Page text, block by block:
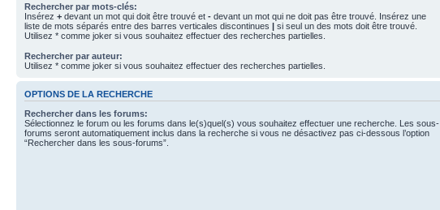
Rechercher par mots-clés:
Insérez + devant un mot qui doit être trouvé et - devant un mot qui ne doit pas être trouvé. Insérez une
liste de mots séparés entre des barres verticales discontinues | si seul un des mots doit être trouvé.
Utilisez * comme joker si vous souhaitez effectuer des recherches partielles.
Rechercher par auteur:
Utilisez * comme joker si vous souhaitez effectuer des recherches partielles.
OPTIONS DE LA RECHERCHE
Rechercher dans les forums:
Sélectionnez le forum ou les forums dans le(s)quel(s) vous souhaitez effectuer une recherche. Les sous-
forums seront automatiquement inclus dans la recherche si vous ne désactivez pas ci-dessous l’option
“Rechercher dans les sous-forums”.